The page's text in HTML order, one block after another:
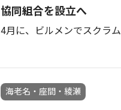
協同組合を設立へ
4月に、ビルメンでスクラム
海老名・座間・綾瀬